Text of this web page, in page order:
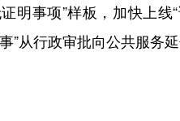
明事项”样板，加快上
”从行政审批向公共服务